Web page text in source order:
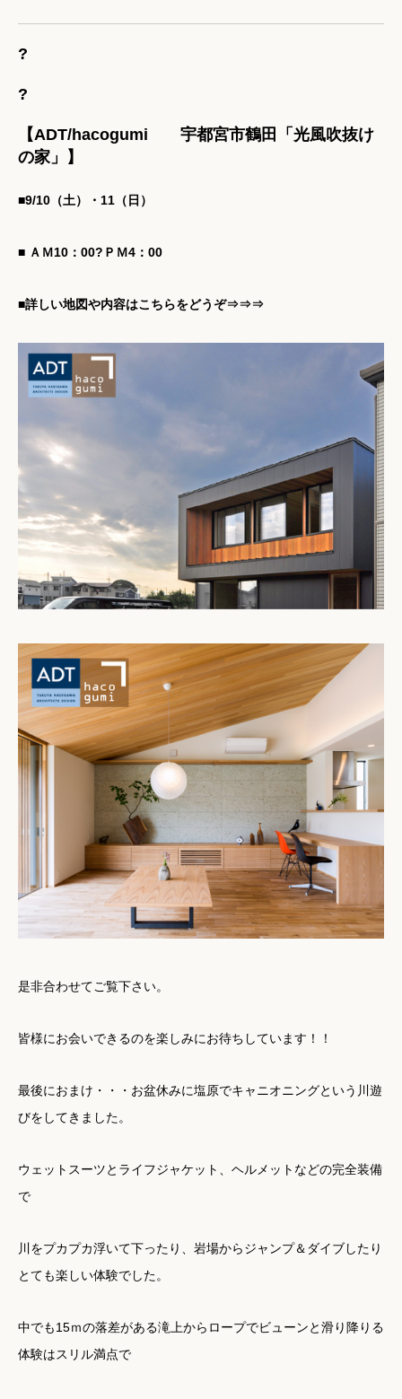
?
?
【ADT/hacogumi 宇都宮市鶴田「光風吹抜け
の家」】
■9/10（土）・11（日）
■ ＡＭ10：00?ＰＭ4：00
■詳しい地図や内容はこちらをどうぞ⇒⇒⇒
是非合わせてご覧下さい。
皆様にお会いできるのを楽しみにお待ちしています！！
最後におまけ・・・お盆休みに塩原でキャニオニングという川遊
びをしてきました。
ウェットスーツとライフジャケット、ヘルメットなどの完全装備
で
川をプカプカ浮いて下ったり、岩場からジャンプ＆ダイブしたり
とても楽しい体験でした。
中でも15ｍの落差がある滝上からロープでビューンと滑り降りる
体験はスリル満点で